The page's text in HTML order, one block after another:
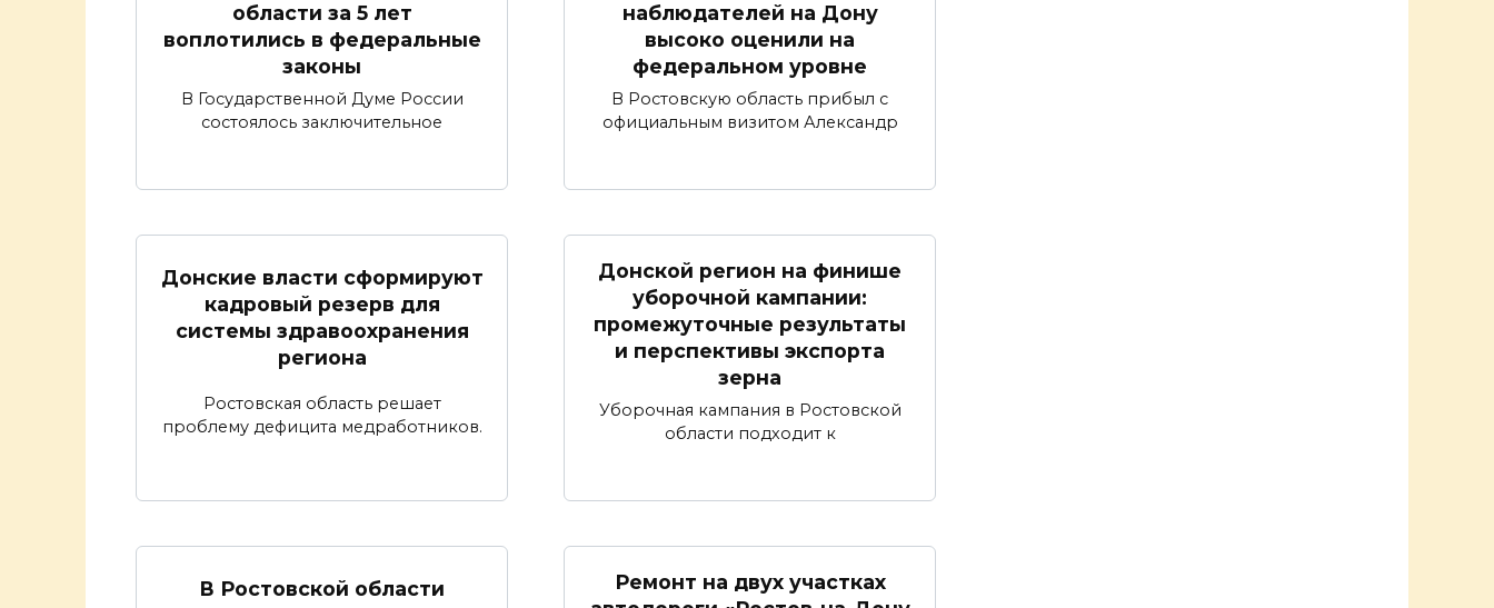
области за 5 лет
воплотились в федеральные
законы
В Государственной Думе России
состоялось заключительное
наблюдателей на Дону
высоко оценили на
федеральном уровне
В Ростовскую область прибыл с
официальным визитом Александр
Донские власти сформируют
кадровый резерв для
системы здравоохранения
региона
Ростовская область решает
проблему дефицита медработников.
Донской регион на финише
уборочной кампании:
промежуточные результаты
и перспективы экспорта
зерна
Уборочная кампания в Ростовской
области подходит к
В Ростовской области
Ремонт на двух участках